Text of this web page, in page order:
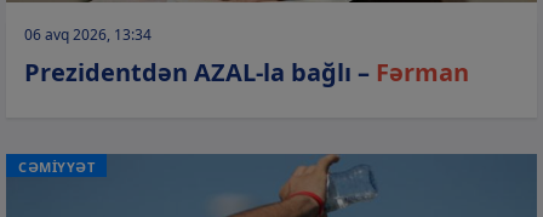
06 avq 2026, 13:34
Prezidentdən AZAL-la bağlı – Fərman
CƏMİYYƏT